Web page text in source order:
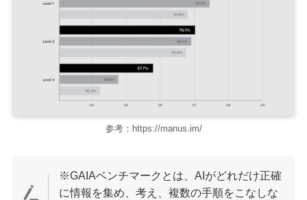
参考：https://manus.im/
※GAIAベンチマークとは、AIがどれだけ正確
に情報を集め、考え、複数の手順をこなしな